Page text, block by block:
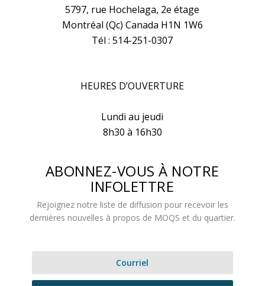
5797, rue Hochelaga, 2e étage
Montréal (Qc) Canada H1N 1W6
Tél : 514-251-0307
HEURES D’OUVERTURE
Lundi au jeudi
8h30 à 16h30
ABONNEZ-VOUS À NOTRE
INFOLETTRE
Rejoignez notre liste de diffusion pour recevoir les
dernières nouvelles à propos de MOQS et du quartier.